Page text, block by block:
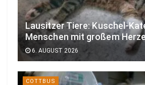
Lausitzer Tiere: Kuschel-
Menschen mit großem
6. AUGUST 2026
COTTBUS